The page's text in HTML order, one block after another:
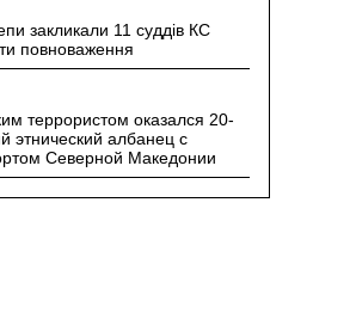
закликали 11 суддів КС
повноваження
террористом оказался 20-
этнический албанец с
Северной Македонии